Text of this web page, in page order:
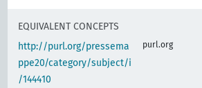
EQUIVALENT CONCEPTS
http://purl.org/pressema
ppe20/category/subject/i
/144410
purl.org